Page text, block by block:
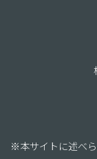
※本サイトに述べ